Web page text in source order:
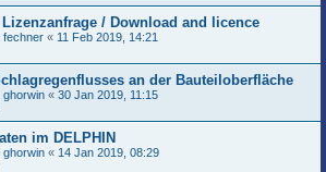
/ Download and licence
fechner « 11 Feb 2019, 14:21
an der Bauteiloberfläche
ghorwin « 30 Jan 2019, 11:15
im DELPHIN
ghorwin « 14 Jan 2019, 08:29